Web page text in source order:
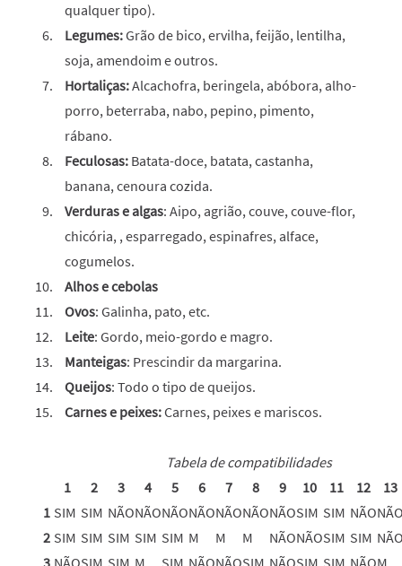
qualquer tipo).
Legumes:Grão de bico, ervilha, feijão, lentilha,
soja, amendoim e outros.
Hortaliças:Alcachofra, beringela, abóbora, alho-
porro, beterraba, nabo, pepino, pimento,
rábano.
Feculosas: Batata-doce, batata, castanha,
banana, cenoura cozida.
Verduras e algas: Aipo, agrião, couve, couve-flor,
chicória, , esparregado, espinafres, alface,
cogumelos.
Alhos e cebolas
Ovos: Galinha, pato, etc.
Leite: Gordo, meio-gordo e magro.
Manteigas: Prescindir da margarina.
Queijos: Todo o tipo de queijos.
Carnes e peixes:Carnes, peixes e mariscos.
Tabela de compatibilidades
1 2 3 4 5 6 7 8 9 10 11 12
13
1 SIM SIM NÃONÃONÃONÃONÃONÃONÃOSIM SIM NÃO
2 SIM SIM SIM SIM SIM M M M NÃONÃOSIM SIM
3 NÃOSIM SIM M SIM NÃONÃOSIM NÃOSIM SIM NÃOM